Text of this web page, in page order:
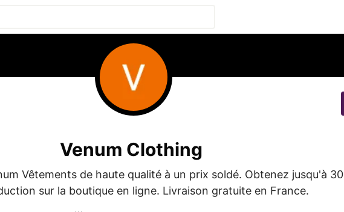
Venum Clothing
Vêtements de haute qualité à un prix soldé. Obtenez jusqu'à 30
sur la boutique en ligne. Livraison gratuite en France.